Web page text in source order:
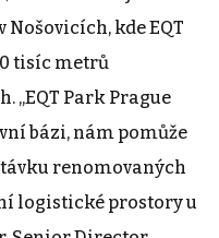
Nošovicích, kde EQT
tisíc metrů
„EQT Park Prague
bázi, nám pomůže
renomovaných
logistické prostory u